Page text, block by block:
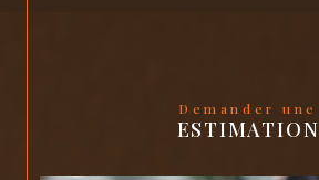
Demander une
ESTIMATION